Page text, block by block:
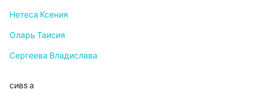
Нетеса Ксения
Оларь Таисия
Сергеева Владислава
сивs а